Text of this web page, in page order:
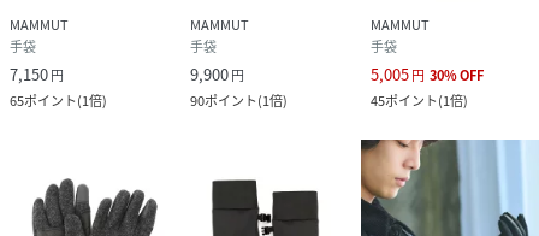
MAMMUT
手袋
7,150円
65ポイント(1倍)
MAMMUT
手袋
9,900円
90ポイント(1倍)
MAMMUT
手袋
5,005円 30%OFF
45ポイント(1倍)